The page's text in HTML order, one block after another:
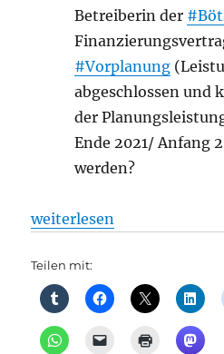
Betreiberin der
#Vorplanung
abgeschlossen und
der
Ende 2021/ Anfang
werden?
„Infrastruktur: Status
weiterlesen
Teilen mit: